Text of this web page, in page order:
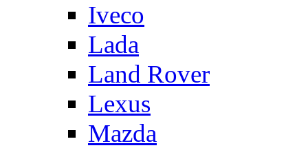
Iveco
Lada
Land Rover
Lexus
Mazda